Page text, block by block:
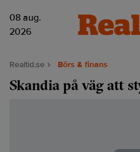
08 aug.
2026
Realtid.se Börs & finans
Skandia på väg att